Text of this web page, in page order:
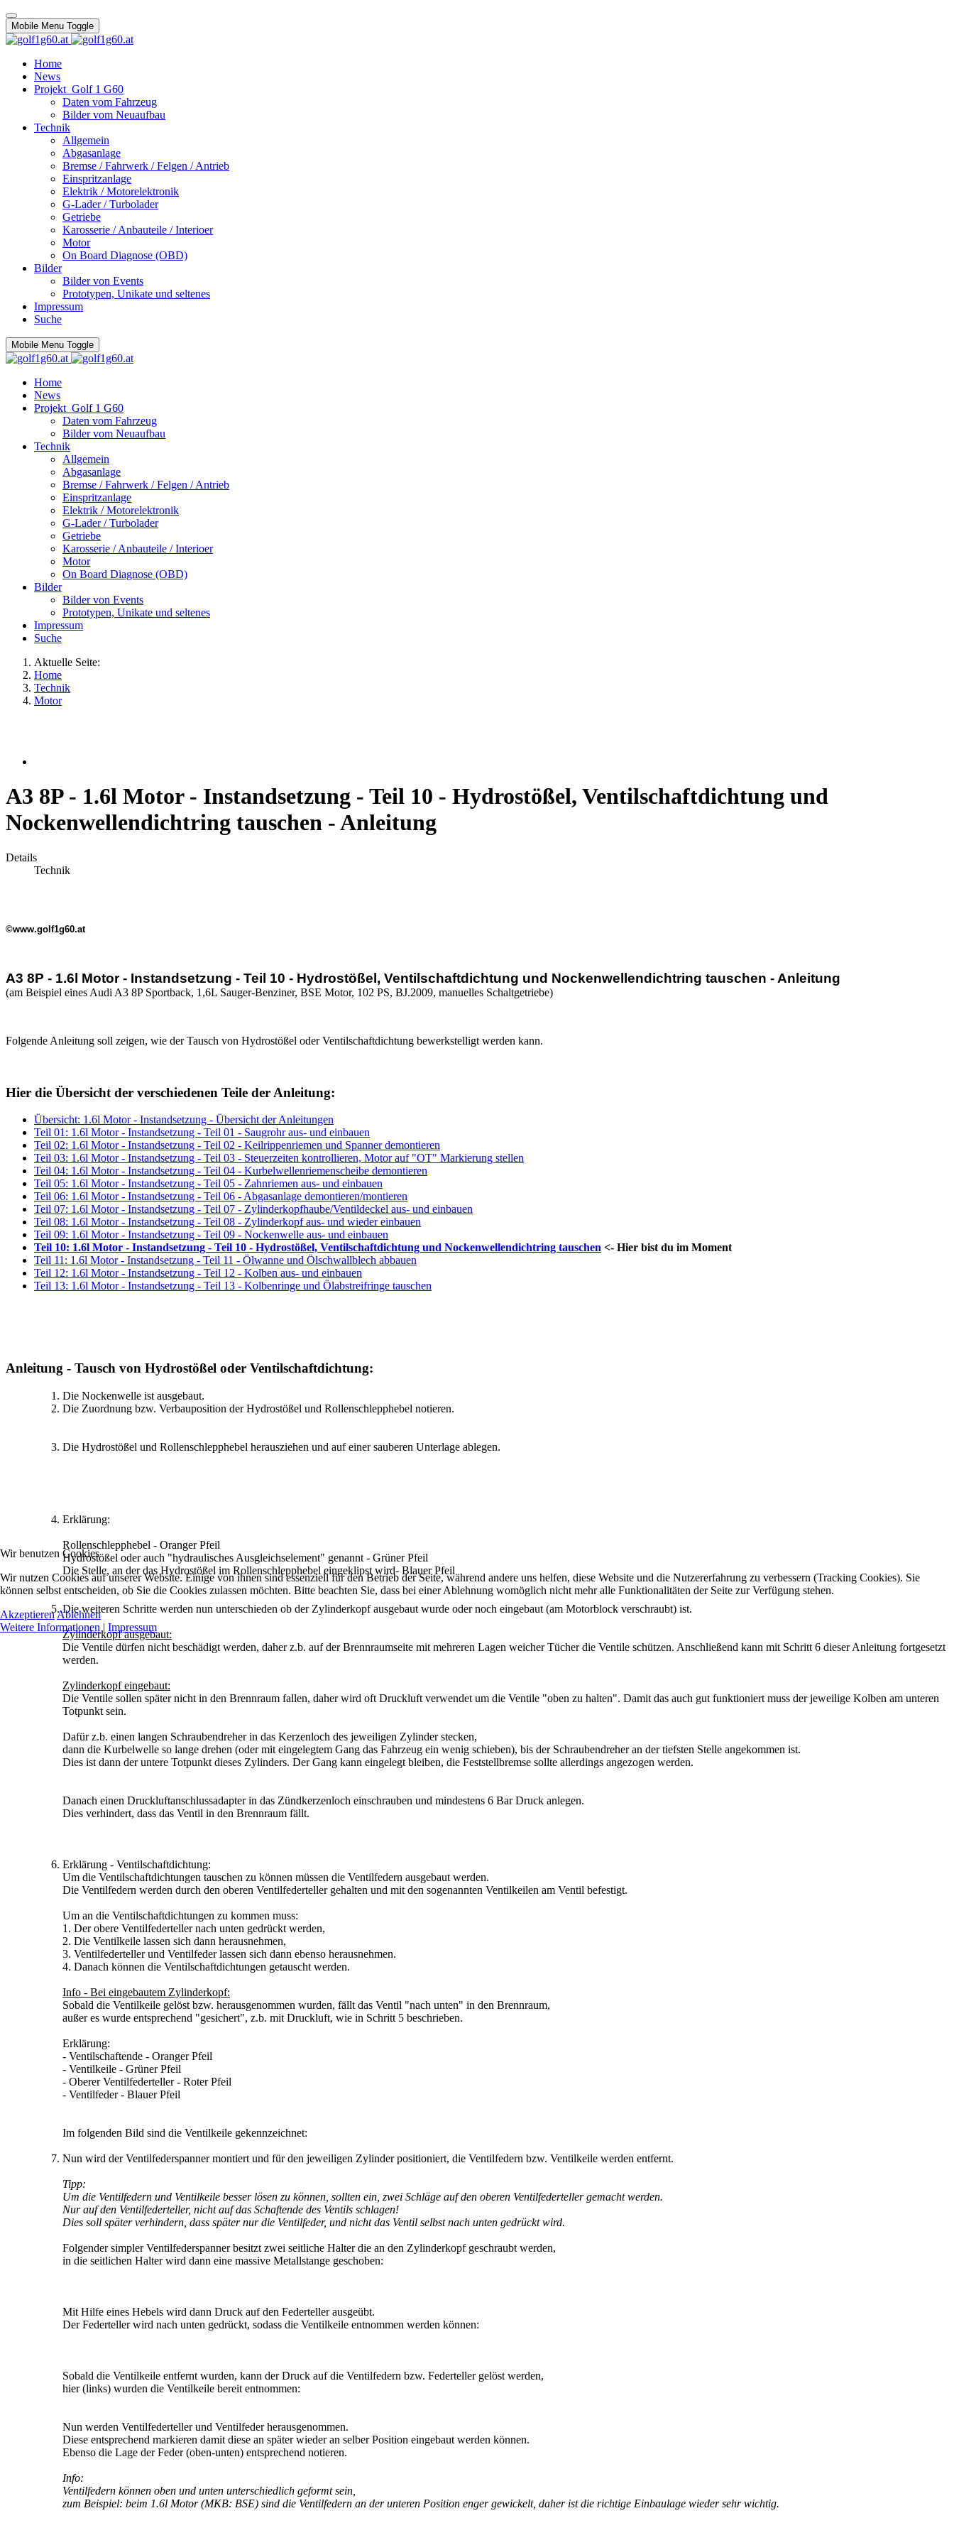
Mobile Menu Toggle
Home
News
Projekt_Golf 1 G60
Daten vom Fahrzeug
Bilder vom Neuaufbau
Technik
Allgemein
Abgasanlage
Bremse / Fahrwerk / Felgen / Antrieb
Einspritzanlage
Elektrik / Motorelektronik
G-Lader / Turbolader
Getriebe
Karosserie / Anbauteile / Interioer
Motor
On Board Diagnose (OBD)
Bilder
Bilder von Events
Prototypen, Unikate und seltenes
Impressum
Suche
Mobile Menu Toggle
Home
News
Projekt_Golf 1 G60
Daten vom Fahrzeug
Bilder vom Neuaufbau
Technik
Allgemein
Abgasanlage
Bremse / Fahrwerk / Felgen / Antrieb
Einspritzanlage
Elektrik / Motorelektronik
G-Lader / Turbolader
Getriebe
Karosserie / Anbauteile / Interioer
Motor
On Board Diagnose (OBD)
Bilder
Bilder von Events
Prototypen, Unikate und seltenes
Impressum
Suche
Aktuelle Seite:
Home
Technik
Motor
A3 8P - 1.6l Motor - Instandsetzung - Teil 10 - Hydrostößel, Ventilschaftdichtung und
Nockenwellendichtring tauschen - Anleitung
Details
Technik
©www.golf1g60.at
A3 8P - 1.6l Motor - Instandsetzung - Teil 10 - Hydrostößel, Ventilschaftdichtung und Nockenwellendichtring tauschen - Anleitung
(am Beispiel eines Audi A3 8P Sportback, 1,6L Sauger-Benziner, BSE Motor, 102 PS, BJ.2009, manuelles Schaltgetriebe)
Folgende Anleitung soll zeigen, wie der Tausch von Hydrostößel oder Ventilschaftdichtung bewerkstelligt werden kann.
Hier die Übersicht der verschiedenen Teile der Anleitung:
Übersicht: 1.6l Motor - Instandsetzung - Übersicht der Anleitungen
Teil 01: 1.6l Motor - Instandsetzung - Teil 01 - Saugrohr aus- und einbauen
Teil 02: 1.6l Motor - Instandsetzung - Teil 02 - Keilrippenriemen und Spanner demontieren
Teil 03: 1.6l Motor - Instandsetzung - Teil 03 - Steuerzeiten kontrollieren, Motor auf "OT" Markierung stellen
Teil 04: 1.6l Motor - Instandsetzung - Teil 04 - Kurbelwellenriemenscheibe demontieren
Teil 05: 1.6l Motor - Instandsetzung - Teil 05 - Zahnriemen aus- und einbauen
Teil 06: 1.6l Motor - Instandsetzung - Teil 06 - Abgasanlage demontieren/montieren
Teil 07: 1.6l Motor - Instandsetzung - Teil 07 - Zylinderkopfhaube/Ventildeckel aus- und einbauen
Teil 08: 1.6l Motor - Instandsetzung - Teil 08 - Zylinderkopf aus- und wieder einbauen
Teil 09: 1.6l Motor - Instandsetzung - Teil 09 - Nockenwelle aus- und einbauen
Teil 10: 1.6l Motor - Instandsetzung - Teil 10 - Hydrostößel, Ventilschaftdichtung und Nockenwellendichtring tauschen <- Hier bist du im Moment
Teil 11: 1.6l Motor - Instandsetzung - Teil 11 - Ölwanne und Ölschwallblech abbauen
Teil 12: 1.6l Motor - Instandsetzung - Teil 12 - Kolben aus- und einbauen
Teil 13: 1.6l Motor - Instandsetzung - Teil 13 - Kolbenringe und Ölabstreifringe tauschen
Anleitung - Tausch von Hydrostößel oder Ventilschaftdichtung:
Die Nockenwelle ist ausgebaut.
Die Zuordnung bzw. Verbauposition der Hydrostößel und Rollenschlepphebel notieren.
Die Hydrostößel und Rollenschlepphebel herausziehen und auf einer sauberen Unterlage ablegen.
Erklärung:
Rollenschlepphebel - Oranger Pfeil
Hydrostößel oder auch "hydraulisches Ausgleichselement" genannt - Grüner Pfeil
Die Stelle, an der das Hydrostößel im Rollenschlepphebel eingeklipst wird- Blauer Pfeil
Die weiteren Schritte werden nun unterschieden ob der Zylinderkopf ausgebaut wurde oder noch eingebaut (am Motorblock verschraubt) ist.
Zylinderkopf ausgebaut:
Die Ventile dürfen nicht beschädigt werden, daher z.b. auf der Brennraumseite mit mehreren Lagen weicher Tücher die Ventile schützen. Anschließend kann mit Schritt 6 dieser Anleitung fortgesetzt
werden.
Zylinderkopf eingebaut:
Die Ventile sollen später nicht in den Brennraum fallen, daher wird oft Druckluft verwendet um die Ventile "oben zu halten". Damit das auch gut funktioniert muss der jeweilige Kolben am unteren
Totpunkt sein.
Dafür z.b. einen langen Schraubendreher in das Kerzenloch des jeweiligen Zylinder stecken,
dann die Kurbelwelle so lange drehen (oder mit eingelegtem Gang das Fahrzeug ein wenig schieben), bis der Schraubendreher an der tiefsten Stelle angekommen ist.
Dies ist dann der untere Totpunkt dieses Zylinders. Der Gang kann eingelegt bleiben, die Feststellbremse sollte allerdings angezogen werden.
Danach einen Druckluftanschlussadapter in das Zündkerzenloch einschrauben und mindestens 6 Bar Druck anlegen.
Dies verhindert, dass das Ventil in den Brennraum fällt.
Erklärung - Ventilschaftdichtung:
Um die Ventilschaftdichtungen tauschen zu können müssen die Ventilfedern ausgebaut werden.
Die Ventilfedern werden durch den oberen Ventilfederteller gehalten und mit den sogenannten Ventilkeilen am Ventil befestigt.
Um an die Ventilschaftdichtungen zu kommen muss:
1. Der obere Ventilfederteller nach unten gedrückt werden,
2. Die Ventilkeile lassen sich dann herausnehmen,
3. Ventilfederteller und Ventilfeder lassen sich dann ebenso herausnehmen.
4. Danach können die Ventilschaftdichtungen getauscht werden.
Info - Bei eingebautem Zylinderkopf:
Sobald die Ventilkeile gelöst bzw. herausgenommen wurden, fällt das Ventil "nach unten" in den Brennraum,
außer es wurde entsprechend "gesichert", z.b. mit Druckluft, wie in Schritt 5 beschrieben.
Erklärung:
- Ventilschaftende - Oranger Pfeil
- Ventilkeile - Grüner Pfeil
- Oberer Ventilfederteller - Roter Pfeil
- Ventilfeder - Blauer Pfeil
Im folgenden Bild sind die Ventilkeile gekennzeichnet:
Nun wird der Ventilfederspanner montiert und für den jeweiligen Zylinder positioniert, die Ventilfedern bzw. Ventilkeile werden entfernt.
Tipp:
Um die Ventilfedern und Ventilkeile besser lösen zu können, sollten ein, zwei Schläge auf den oberen Ventilfederteller gemacht werden.
Nur auf den Ventilfederteller, nicht auf das Schaftende des Ventils schlagen!
Dies soll später verhindern, dass später nur die Ventilfeder, und nicht das Ventil selbst nach unten gedrückt wird.
Folgender simpler Ventilfederspanner besitzt zwei seitliche Halter die an den Zylinderkopf geschraubt werden,
in die seitlichen Halter wird dann eine massive Metallstange geschoben:
Mit Hilfe eines Hebels wird dann Druck auf den Federteller ausgeübt.
Der Federteller wird nach unten gedrückt, sodass die Ventilkeile entnommen werden können:
Sobald die Ventilkeile entfernt wurden, kann der Druck auf die Ventilfedern bzw. Federteller gelöst werden,
hier (links) wurden die Ventilkeile bereit entnommen:
Nun werden Ventilfederteller und Ventilfeder herausgenommen.
Diese entsprechend markieren damit diese an später wieder an selber Position eingebaut werden können.
Ebenso die Lage der Feder (oben-unten) entsprechend notieren.
Info:
Ventilfedern können oben und unten unterschiedlich geformt sein,
zum Beispiel: beim 1.6l Motor (MKB: BSE) sind die Ventilfedern an der unteren Position enger gewickelt, daher ist die richtige Einbaulage wieder sehr wichtig.
Wir benutzen Cookies
Wir nutzen Cookies auf unserer Website. Einige von ihnen sind essenziell für den Betrieb der Seite, während andere uns helfen, diese Website und die Nutzererfahrung zu verbessern (Tracking Cookies). Sie
können selbst entscheiden, ob Sie die Cookies zulassen möchten. Bitte beachten Sie, dass bei einer Ablehnung womöglich nicht mehr alle Funktionalitäten der Seite zur Verfügung stehen.
Akzeptieren Ablehnen
Weitere Informationen | Impressum